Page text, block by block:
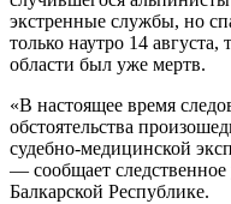
экстренные службы, но
только наутро 14
области был уже мертв.
«В настоящее время
обстоятельства
судебно-медицинской
— сообщает
Балкарской Республике.